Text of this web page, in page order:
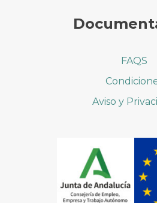
FAQS
Aviso y